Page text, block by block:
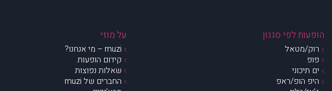
הופעות לפי סגנון
רוק/מטאל
פופ
ים תיכוני
היפ הופ/ראפ
על מוזי
muzi – מי אנחנו?
קידום הופעות
שאלות נפוצות
החברים של muzi